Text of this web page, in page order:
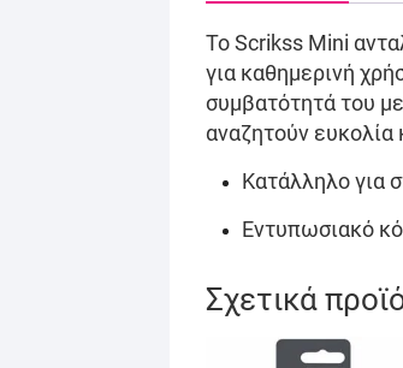
Το Scrikss Mini
για καθημερινή
συμβατότητά του
αναζητούν ευκολία
Κατάλληλο για
Εντυπωσιακό
Σχετικά